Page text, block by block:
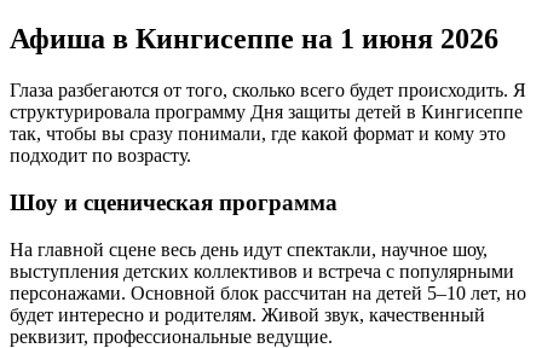
Афиша в Кингисеппе на 1 июня 2026
Глаза разбегаются от того, сколько всего будет происходить. Я
структурировала программу Дня защиты детей в Кингисеппе
так, чтобы вы сразу понимали, где какой формат и кому это
подходит по возрасту.
Шоу и сценическая программа
На главной сцене весь день идут спектакли, научное шоу,
выступления детских коллективов и встреча с популярными
персонажами. Основной блок рассчитан на детей 5–10 лет, но
будет интересно и родителям. Живой звук, качественный
реквизит, профессиональные ведущие.